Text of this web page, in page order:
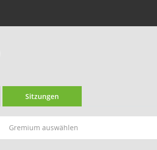
Sitzungen
Gremium auswählen